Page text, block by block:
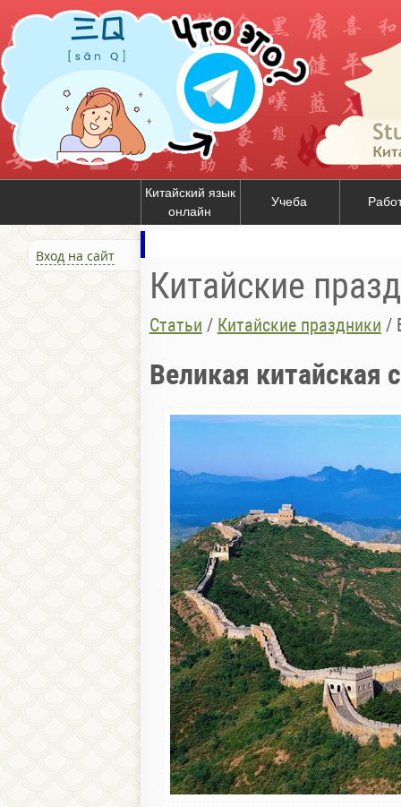
Китайский язык
онлайн
Учеба
Вход на сайт
Китайские
Статьи / Китайские праздники /
Великая китайская